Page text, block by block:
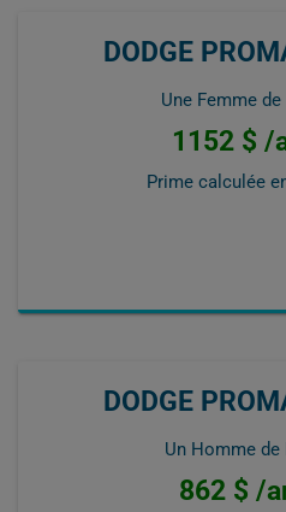
DODGE
Une Femme
1152 $ /
Prime calculée
DODGE
Un Homme de
862 $ /